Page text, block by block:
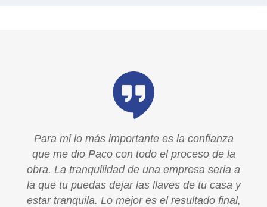
Para mi lo más importante es la confianza
que me dio Paco con todo el proceso de la
obra. La tranquilidad de una empresa seria a
la que tu puedas dejar las llaves de tu casa y
estar tranquila. Lo mejor es el resultado final,